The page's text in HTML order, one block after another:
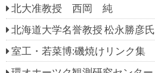
北大准教授 西岡 純
北海道大学名誉教授 松永勝彦氏
室工・若菜博:磯焼けリンク集